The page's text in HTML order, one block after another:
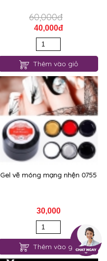
60,000đ
40,000đ
Thêm vào giỏ
Gel vẽ móng mạng nhện 0755
30,000
Thêm vào giỏ